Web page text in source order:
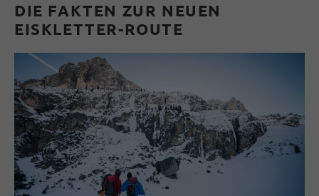
DIE FAKTEN ZUR NEUEN
EISKLETTER-ROUTE